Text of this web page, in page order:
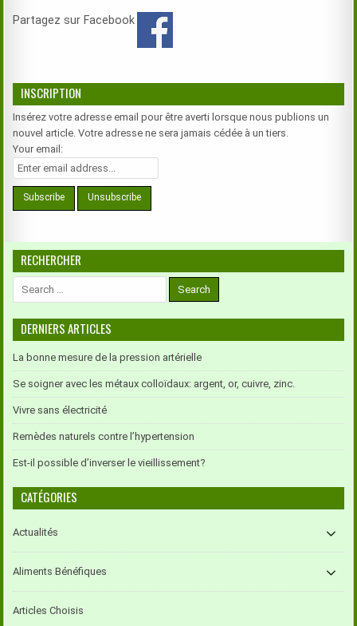
Partagez sur Facebook
INSCRIPTION
Insérez votre adresse email pour être averti lorsque nous publions un
nouvel article. Votre adresse ne sera jamais cédée à un tiers.
Your email:
RECHERCHER
DERNIERS ARTICLES
La bonne mesure de la pression artérielle
Se soigner avec les métaux colloïdaux: argent, or, cuivre, zinc.
Vivre sans électricité
Remèdes naturels contre l’hypertension
Est-il possible d’inverser le vieillissement?
CATÉGORIES
Actualités
Aliments Bénéfiques
Articles Choisis